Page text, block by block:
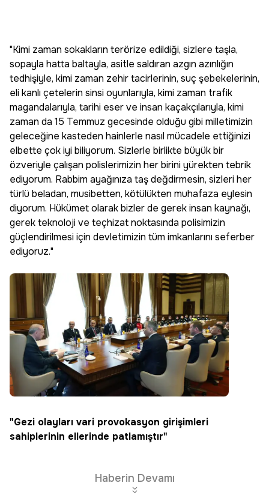
"Kimi zaman sokakların terörize edildiği, sizlere taşla,
sopayla hatta baltayla, asitle saldıran azgın azınlığın
tedhişiyle, kimi zaman zehir tacirlerinin, suç şebekelerinin,
eli kanlı çetelerin sinsi oyunlarıyla, kimi zaman trafik
magandalarıyla, tarihi eser ve insan kaçakçılarıyla, kimi
zaman da 15 Temmuz gecesinde olduğu gibi milletimizin
geleceğine kasteden hainlerle nasıl mücadele ettiğinizi
elbette çok iyi biliyorum. Sizlerle birlikte büyük bir
özveriyle çalışan polislerimizin her birini yürekten tebrik
ediyorum. Rabbim ayağınıza taş değdirmesin, sizleri her
türlü beladan, musibetten, kötülükten muhafaza eylesin
diyorum. Hükümet olarak bizler de gerek insan kaynağı,
gerek teknoloji ve teçhizat noktasında polisimizin
güçlendirilmesi için devletimizin tüm imkanlarını seferber
ediyoruz."
"Gezi olayları vari provokasyon girişimleri
sahiplerinin ellerinde patlamıştır"
Haberin Devamı